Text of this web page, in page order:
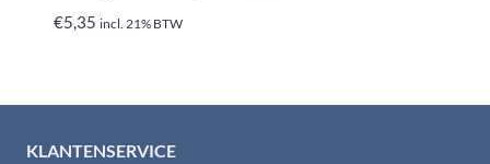
€5,35 incl. 21% BTW
KLANTENSERVICE